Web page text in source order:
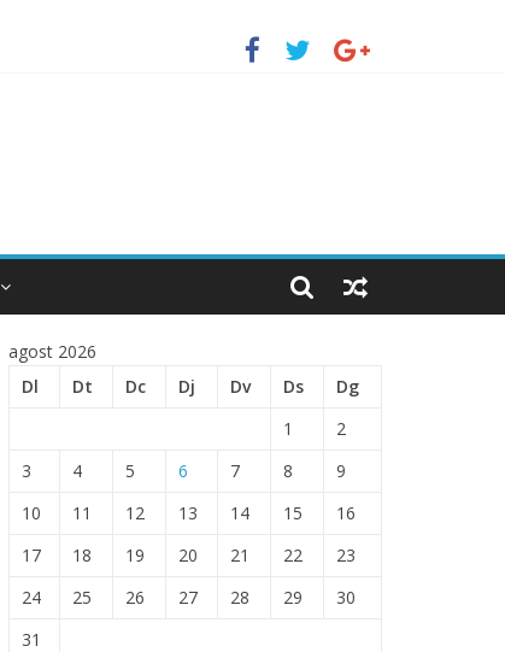
agost 2026
Dl
Dt Dc Dj Dv Ds
Dg
1
2
3
4 5 6 7 8
9
10
11 12 13 14 15
16
17
18 19 20 21 22
23
24
25 26 27 28 29
30
31